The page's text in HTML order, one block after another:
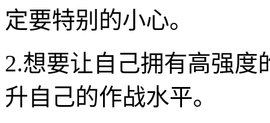
定要特别的小心。
2.想要让自己拥有高强
升自己的作战水平。